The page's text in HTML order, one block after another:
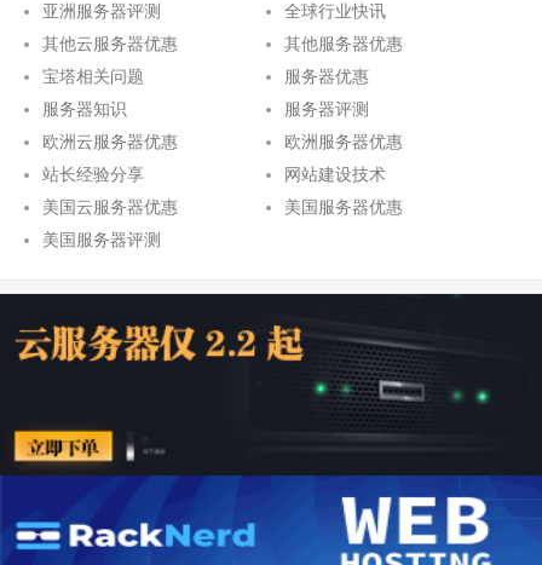
亚洲服务器评测
全球行业快讯
其他云服务器优惠
其他服务器优惠
宝塔相关问题
服务器优惠
服务器知识
服务器评测
欧洲云服务器优惠
欧洲服务器优惠
站长经验分享
网站建设技术
美国云服务器优惠
美国服务器优惠
美国服务器评测